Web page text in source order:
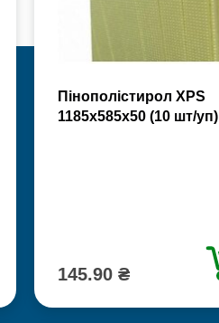
Пінополістирол XPS
1185х585х50 (10 шт/уп)
145.90 ₴